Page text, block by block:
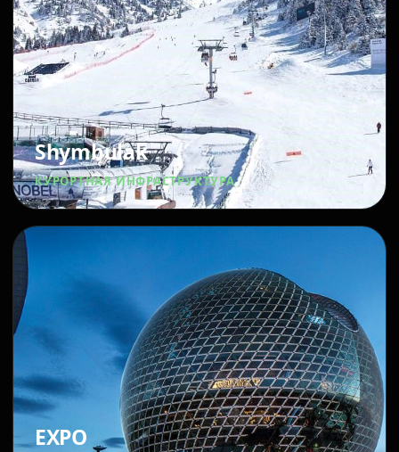
Shymbulak
КУРОРТНАЯ ИНФРАСТРУКТУРА
EXPO